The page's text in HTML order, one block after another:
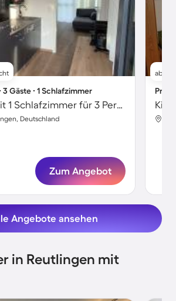
Gäste ∙ 1 Schlafzimmer
Apartment mit 1 Schlafzimmer für 3 Personen
Deutschland
Zum Angebot
ab
Angebote ansehen
in Reutlingen mit